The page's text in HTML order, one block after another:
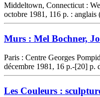
Middeltown, Connecticut :
octobre 1981, 116 p. :
Murs : Mel Bochner,
Paris : Centre Georges
décembre 1981, 16 p.-[20] p.
Les Couleurs :